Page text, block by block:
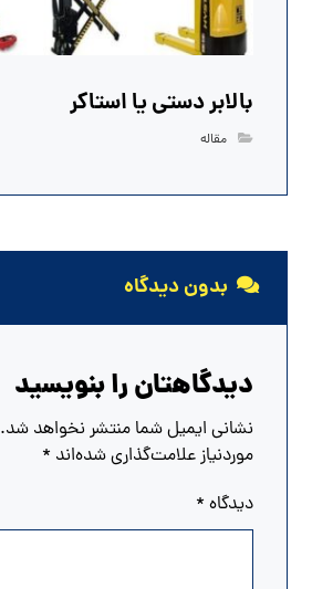
بالابر دستی یا استاکر
مقاله
بدون دیدگاه
دیدگاهتان را بنویسید
نشانی ایمیل شما منتشر نخواهد شد.
موردنیاز علامت‌گذاری شده‌اند *
دیدگاه *